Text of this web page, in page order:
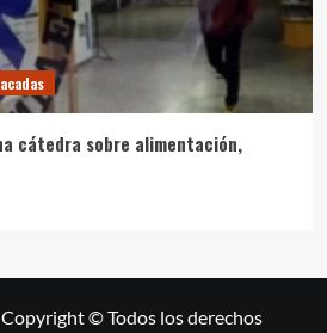
cátedra sobre alimentación,
© Todos los derechos